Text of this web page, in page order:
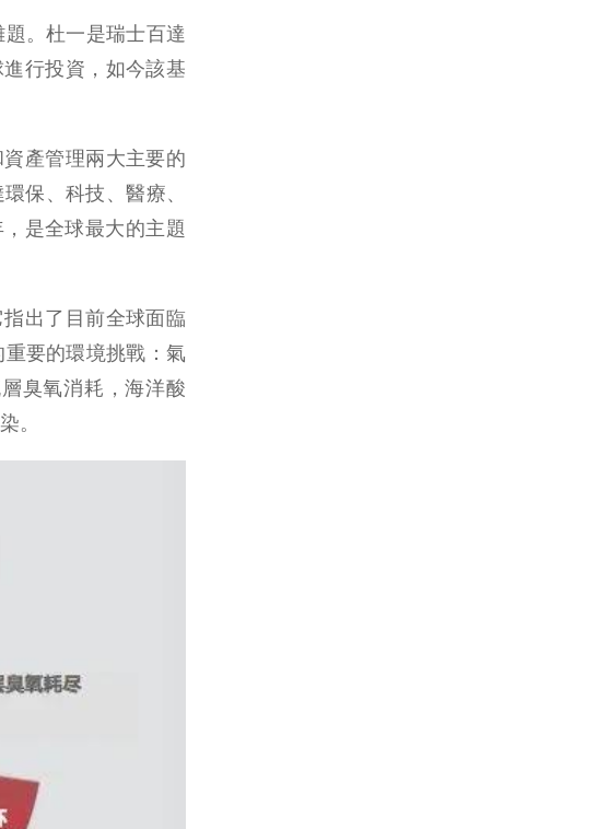
。杜一是瑞士百達
行投資，如今該基
產管理兩大主要的
保、科技、醫療、
是全球最大的主題
出了目前全球面臨
要的環境挑戰：氣
臭氧消耗，海洋酸
。